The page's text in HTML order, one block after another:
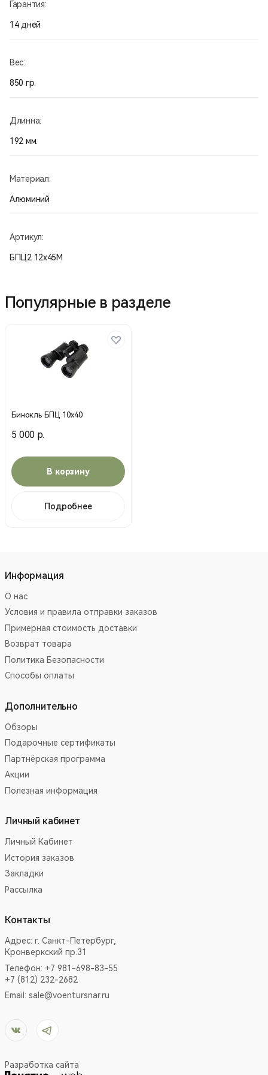
Гарантия:
14 дней
Вес:
850 гр.
Длинна:
192 мм.
Материал:
Алюминий
Артикул:
БПЦ2 12х45М
Популярные в разделе
Бинокль БПЦ 10х40
5 000 р.
В корзину
Подробнее
Информация
О нас
Условия и правила отправки заказов
Примерная стоимость доставки
Возврат товара
Политика Безопасности
Способы оплаты
Дополнительно
Обзоры
Подарочные сертификаты
Партнёрская программа
Акции
Полезная информация
Личный кабинет
Личный Кабинет
История заказов
Закладки
Рассылка
Контакты
Адрес: г. Санкт-Петербург,
Кронверкский пр.31
Телефон: +7 981-698-83-55
+7 (812) 232-2682
Email: sale@voentursnar.ru
Разработка сайта